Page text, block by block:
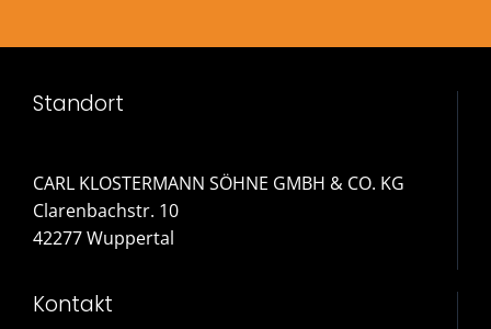
Standort
CARL KLOSTERMANN SÖHNE GMBH & CO. KG
Clarenbachstr. 10
42277 Wuppertal
Kontakt